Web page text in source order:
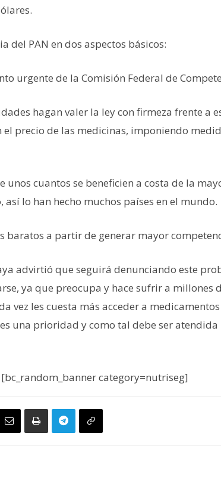
del PAN en dos aspectos básicos:
urgente de la Comisión Federal de
hagan valer la ley con firmeza frente a
el precio de las medicinas, imponiendo
unos cuantos se beneficien a costa de la
lo han hecho muchos países en el mundo.
baratos a partir de generar mayor
advirtió que seguirá denunciando este
ya que preocupa y hace sufrir a millones
vez les cuesta más acceder a medicamentos
una prioridad y como tal debe ser atendida
[bc_random_banner category=nutriseg]